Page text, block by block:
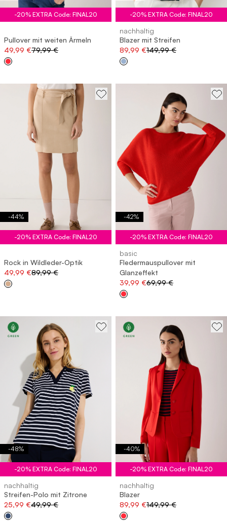
-20% EXTRA Code: FINAL20
Pullover mit weiten Ärmeln
49,99 €79,99 €
-20% EXTRA Code: FINAL20
nachhaltig
Blazer mit Streifen
89,99 €149,99 €
-44%
-20% EXTRA Code: FINAL20
Rock in Wildleder-Optik
49,99 €89,99 €
-42%
-20% EXTRA Code: FINAL20
basic
Fledermauspullover mit
Glanzeffekt
39,99 €69,99 €
-48%
-20% EXTRA Code: FINAL20
nachhaltig
Streifen-Polo mit Zitrone
25,99 €49,99 €
-40%
-20% EXTRA Code: FINAL20
nachhaltig
Blazer
89,99 €149,99 €